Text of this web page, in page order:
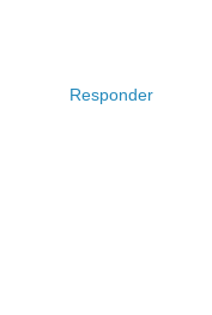
Responder